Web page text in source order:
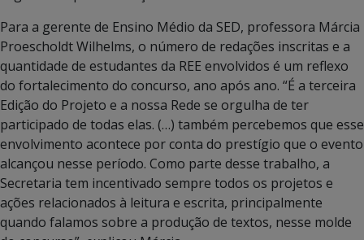
Para a gerente de Ensino Médio da SED, professora Márcia
Proescholdt Wilhelms, o número de redações inscritas e a
quantidade de estudantes da REE envolvidos é um reflexo
do fortalecimento do concurso, ano após ano. “É a terceira
Edição do Projeto e a nossa Rede se orgulha de ter
participado de todas elas. (…) também percebemos que esse
envolvimento acontece por conta do prestígio que o evento
alcançou nesse período. Como parte desse trabalho, a
Secretaria tem incentivado sempre todos os projetos e
ações relacionados à leitura e escrita, principalmente
quando falamos sobre a produção de textos, nesse molde